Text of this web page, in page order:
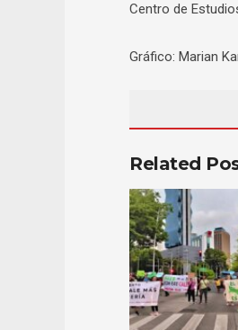
Centro de
Gráfico: Marian
Related